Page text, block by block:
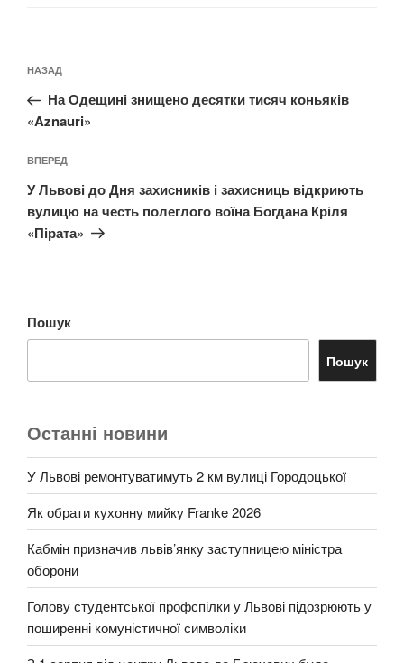
записів
Попередній
запис:
НАЗАД
На Одещині знищено десятки тисяч коньяків
«Aznauri»
Наступний
запис
ВПЕРЕД
У Львові до Дня захисників і захисниць відкриють
вулицю на честь полеглого воїна Богдана Кріля
«Пірата»
Пошук
Пошук
Останні новини
У Львові ремонтуватимуть 2 км вулиці Городоцької
Як обрати кухонну мийку Franke 2026
Кабмін призначив львів’янку заступницею міністра
оборони
Голову студентської профспілки у Львові підозрюють у
поширенні комуністичної символіки